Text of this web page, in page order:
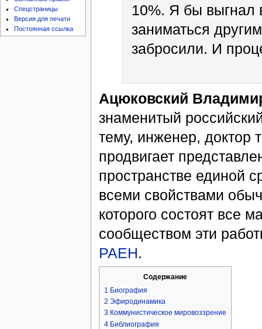
Спецстраницы
Версия для печати
Постоянная ссылка
10%. Я бы выгнал
заниматься
забросили. И
Ацюковский
знаменитый
тему, инженер, доктор
продвигает
пространстве единой
всеми свойствами
которого состоят все
сообществом эти
РАЕН.
Содержание
1 Биография
2 Эфиродинамика
3 Коммунистическое мировоззрение
4 Библиография